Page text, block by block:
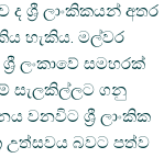
ශ්‍රී ලාංකිකයන් අතර
හැකිය. මල්වර
ලංකාවේ සමහරක්‌
සැලකිල්ලට ගනු
වනවිට ශ්‍රී ලාංකික
උත්සවය බවට පත්ව